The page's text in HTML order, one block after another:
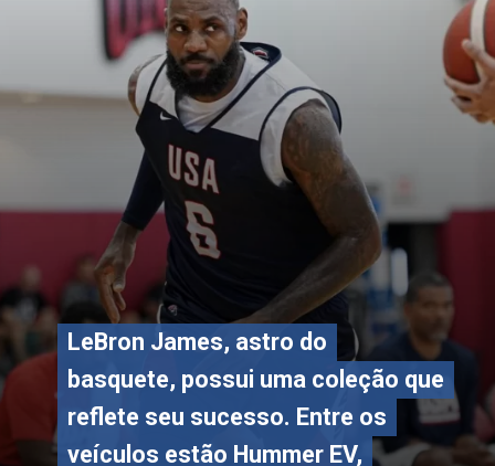
LeBron James, astro do
basquete, possui uma coleção que
reflete seu sucesso. Entre os
veículos estão Hummer EV,
LeBron James, astro do
basquete, possui uma coleção que
reflete seu sucesso. Entre os
veículos estão Hummer EV,